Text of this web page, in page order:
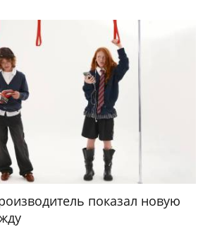
показал новую